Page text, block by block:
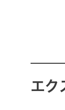
エク